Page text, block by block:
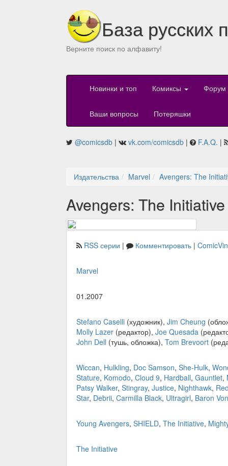
База русских
Верните поиск по алфавиту!
Новинки и топ Комиксы Форум
Ваши вопросы Потеряшки
@comicsdb | vk.com/comicsdb | F.A.Q. |
Издательства Marvel Avengers: The
Avengers: The
RSS серии | Комментировать |
Marvel
01.2007
Stefano Caselli (художник), Jim Cheung
Molly Lazer (редактор), Joe Quesada
John Dell (тушь, обложка), Tom Brevoort
Wiccan, Hulkling, Doc Samson, She-Hulk,
Stature, Komodo, Cloud 9, Hardball, Gauntlet,
Patsy Walker, Stingray, Justice, Nighthawk,
Star, Debrii, Carmilla Black, Ultragirl, Baron
Young Avengers, SHIELD, The Initiative,
The Initiative